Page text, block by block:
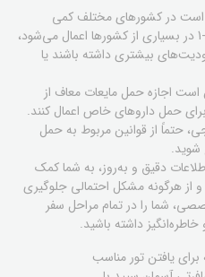
است در کشورهای مختلف کمی
متفاوت باشند. به طور کلی، قانون 3-1-1 در بسیاری از کشورها اعمال می‌شود،
بیشتری داشته باشند یا
اجازه حمل مایعات معاف از
حمل داروهای خاص اعمال کنند.
حتماً از قوانین مربوط به حمل
شوید.
دقیق و به‌روز، به شما کمک
از هرگونه مشکل احتمالی جلوگیری
شما را در تمام مراحل سفر
داشته باشید.
یافتن تور مناسب